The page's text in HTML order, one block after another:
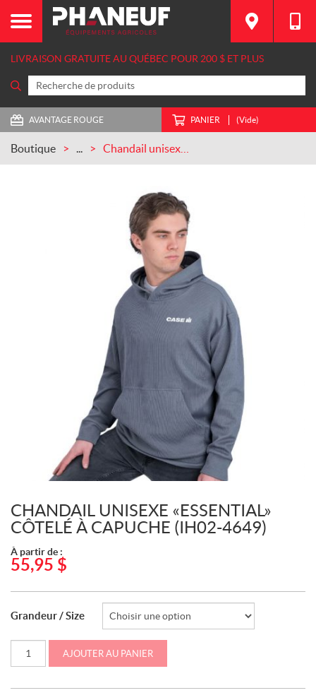
LIVRAISON GRATUITE AU QUÉBEC POUR 200 $ ET PLUS
AVANTAGE ROUGE PANIER (Vide)
Boutique ...
CHANDAIL UNISEXE «ESSENTIAL»
CÔTELÉ À CAPUCHE (IH02-4649)
À partir de :
55,95 $
Grandeur / Size
Chandail
«Essential»
AJOUTER AU PANIER